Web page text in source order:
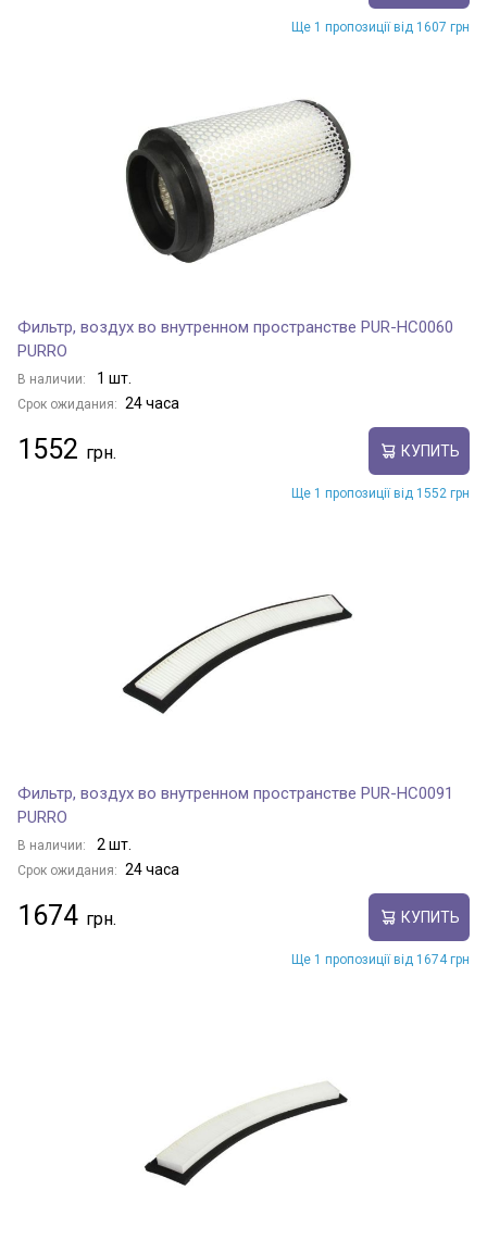
Ще 1 пропозиції від 1607 грн
Фильтр, воздух во внутренном пространстве PUR-HC0060
PURRO
В наличии: 1 шт.
Срок ожидания: 24 часа
1552 КУПИТЬ
Ще 1 пропозиції від 1552 грн
Фильтр, воздух во внутренном пространстве PUR-HC0091
PURRO
В наличии: 2 шт.
Срок ожидания: 24 часа
1674 КУПИТЬ
Ще 1 пропозиції від 1674 грн